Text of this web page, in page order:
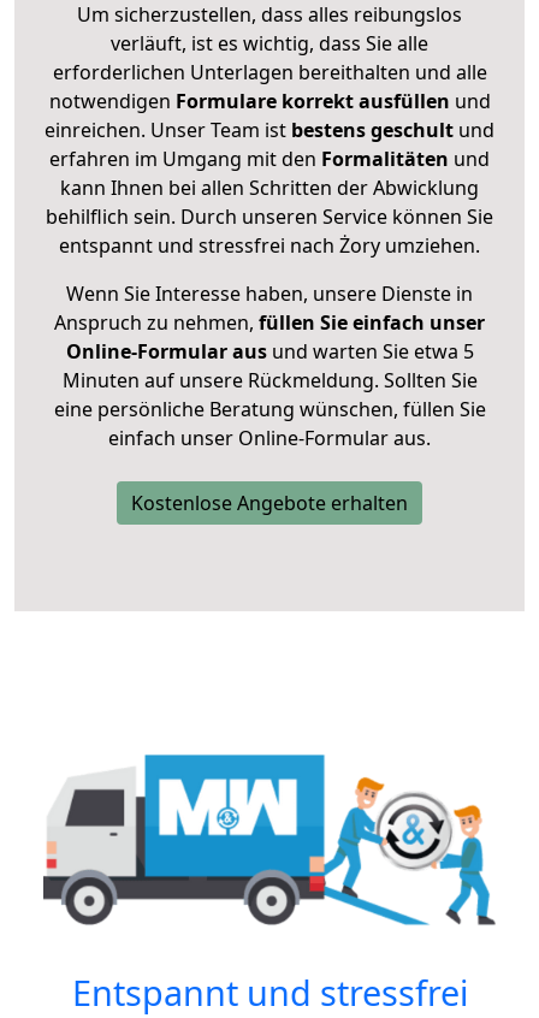
Um sicherzustellen, dass alles reibungslos
verläuft, ist es wichtig, dass Sie alle
erforderlichen Unterlagen bereithalten und alle
notwendigen Formulare korrekt ausfüllen und
einreichen. Unser Team ist bestens geschult und
erfahren im Umgang mit den Formalitäten und
kann Ihnen bei allen Schritten der Abwicklung
behilflich sein. Durch unseren Service können Sie
entspannt und stressfrei nach Żory umziehen.
Wenn Sie Interesse haben, unsere Dienste in
Anspruch zu nehmen, füllen Sie einfach unser
Online-Formular ausund warten Sie etwa 5
Minuten auf unsere Rückmeldung. Sollten Sie
eine persönliche Beratung wünschen, füllen Sie
einfach unser Online-Formular aus.
Kostenlose Angebote erhalten
Entspannt und stressfrei